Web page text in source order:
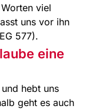
viel
uns vor ihn
577).
eine
hebt uns
geht es auch